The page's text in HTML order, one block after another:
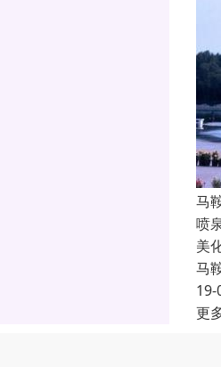
马
喷
美
马
19-
更